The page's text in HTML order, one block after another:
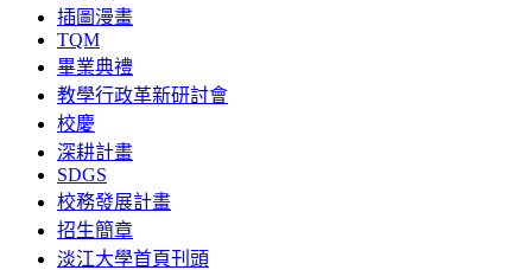
插圖漫畫
TQM
畢業典禮
教學行政革新研討會
校慶
深耕計畫
SDGS
校務發展計畫
招生簡章
淡江大學首頁刊頭